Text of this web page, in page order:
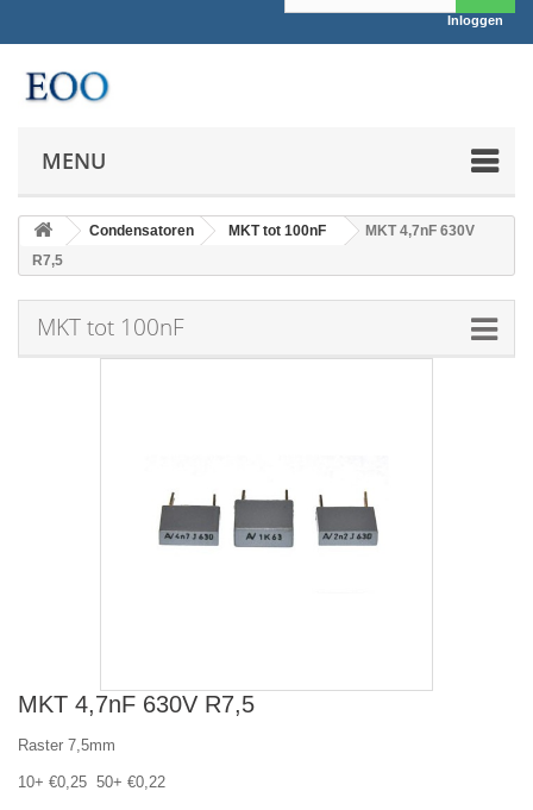
Inloggen
MENU
Condensatoren MKT tot 100nF
MKT 4,7nF 630V
R7,5
MKT tot 100nF
MKT 4,7nF 630V R7,5
Raster 7,5mm
10+ €0,25 50+ €0,22